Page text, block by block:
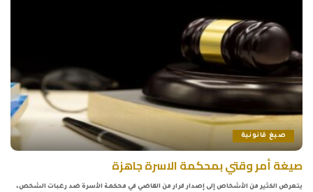
صيغ قانونية
صيغة أمر وقتي بمحكمة الاسرة جاهزة
يتعرض الكثير من الأشخاص إلى إصدار قرار من القاضي في محكمة الأسرة ضد رغبات الشخص،